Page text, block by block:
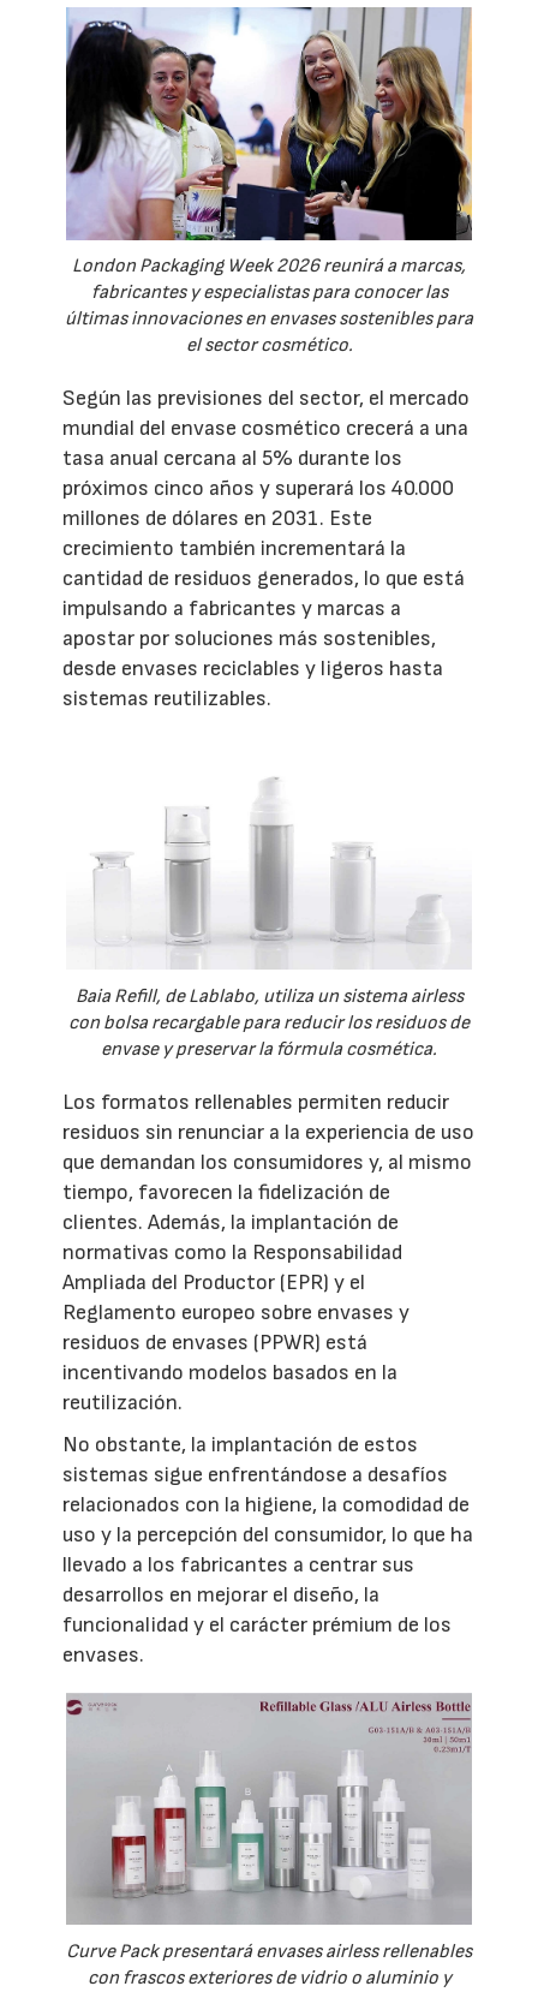
London Packaging Week 2026 reunirá a marcas,
fabricantes y especialistas para conocer las
últimas innovaciones en envases sostenibles para
el sector cosmético.
Según las previsiones del sector, el mercado
mundial del envase cosmético crecerá a una
tasa anual cercana al 5% durante los
próximos cinco años y superará los 40.000
millones de dólares en 2031. Este
crecimiento también incrementará la
cantidad de residuos generados, lo que está
impulsando a fabricantes y marcas a
apostar por soluciones más sostenibles,
desde envases reciclables y ligeros hasta
sistemas reutilizables.
Baia Refill, de Lablabo, utiliza un sistema airless
con bolsa recargable para reducir los residuos de
envase y preservar la fórmula cosmética.
Los formatos rellenables permiten reducir
residuos sin renunciar a la experiencia de uso
que demandan los consumidores y, al mismo
tiempo, favorecen la fidelización de
clientes. Además, la implantación de
normativas como la Responsabilidad
Ampliada del Productor (EPR) y el
Reglamento europeo sobre envases y
residuos de envases (PPWR) está
incentivando modelos basados en la
reutilización.
No obstante, la implantación de estos
sistemas sigue enfrentándose a desafíos
relacionados con la higiene, la comodidad de
uso y la percepción del consumidor, lo que ha
llevado a los fabricantes a centrar sus
desarrollos en mejorar el diseño, la
funcionalidad y el carácter prémium de los
envases.
Curve Pack presentará envases airless rellenables
con frascos exteriores de vidrio o aluminio y